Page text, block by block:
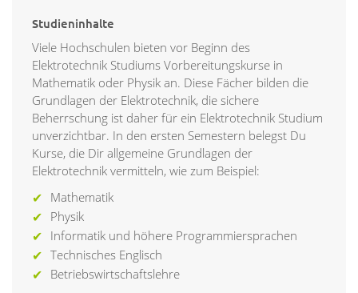
Studieninhalte
Viele Hochschulen bieten vor Beginn des
Elektrotechnik Studiums Vorbereitungskurse in
Mathematik oder Physik an. Diese Fächer bilden die
Grundlagen der Elektrotechnik, die sichere
Beherrschung ist daher für ein Elektrotechnik Studium
unverzichtbar. In den ersten Semestern belegst Du
Kurse, die Dir allgemeine Grundlagen der
Elektrotechnik vermitteln, wie zum Beispiel:
Mathematik
Physik
Informatik und höhere Programmiersprachen
Technisches Englisch
Betriebswirtschaftslehre